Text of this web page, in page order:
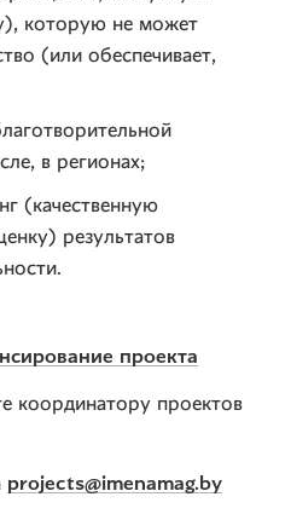
которую не может
(или обеспечивает,
в регионах;
(качественную
результатов
проекта
координатору проектов
projects@imenamag.by